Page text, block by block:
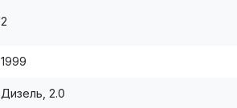
2
1999
Дизель, 2.0